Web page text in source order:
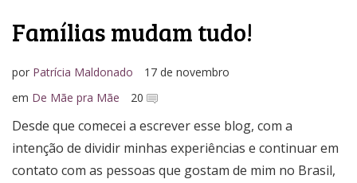
Famílias mudam tudo!
por Patrícia Maldonado
17 de novembro
em De Mãe pra Mãe 20
Desde que comecei a escrever esse blog, com a
intenção de dividir minhas experiências e continuar em
contato com as pessoas que gostam de mim no Brasil,